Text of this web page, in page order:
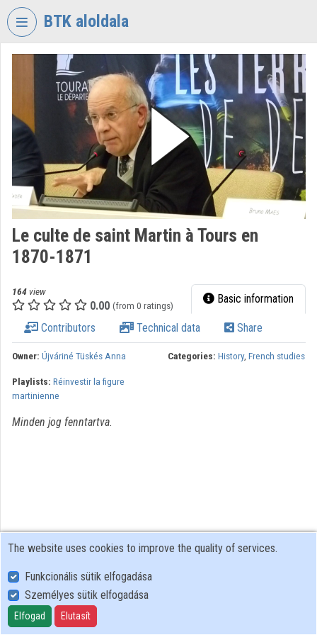
Skip header
BTK aloldala
VIDEO
RESEARCH
CENTRE
FOR
THE
HUMANTITIES
Organization home
Organization discovery
Categories
Organizations
Contributors
Le culte de saint Martin à Tours en
1870-1871
164 view
0.00 (from 0 ratings) Basic information
Contributors Technical data Share
Owner: Újváriné Tüskés Anna Categories: History, French studies
Playlists: Réinvestir la figure
martinienne
Minden jog fenntartva.
User Policy
Adatkezelési tájékoztató (en)
Cookie Policy
The website uses cookies to improve the quality of services.
Funkcionális sütik elfogadása
Személyes sütik elfogadása
Elfogad Elutasít